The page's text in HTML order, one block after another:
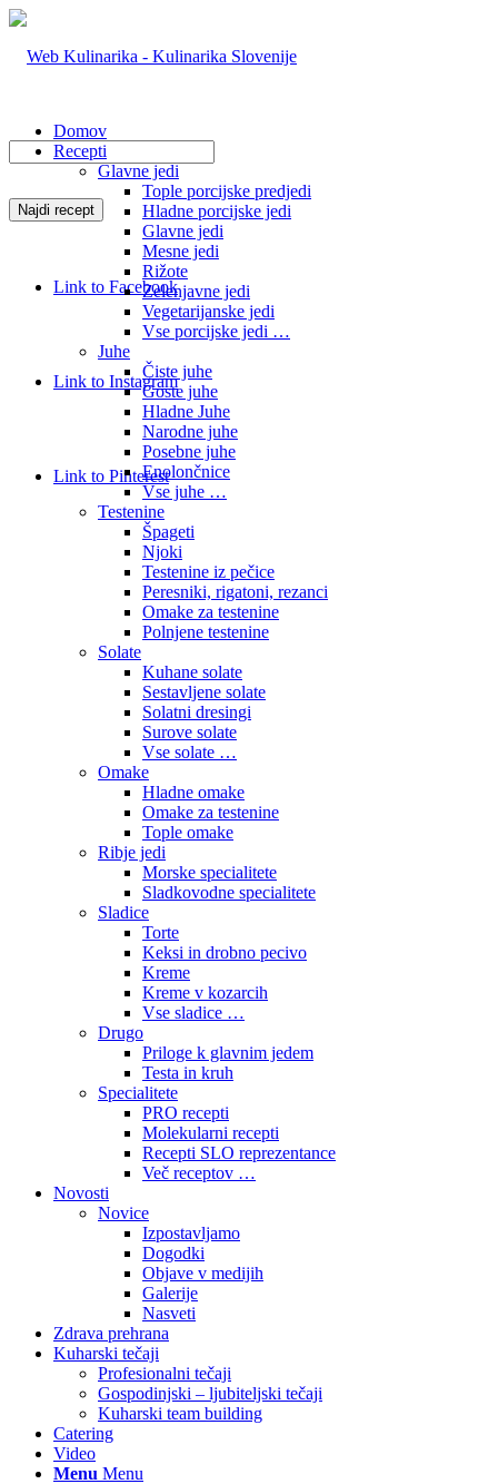
Link to Facebook
Link to Instagram
Link to Pinterest
Domov
Recepti
Glavne jedi
Tople porcijske predjedi
Hladne porcijske jedi
Glavne jedi
Mesne jedi
Rižote
Zelenjavne jedi
Vegetarijanske jedi
Vse porcijske jedi …
Juhe
Čiste juhe
Goste juhe
Hladne Juhe
Narodne juhe
Posebne juhe
Enolončnice
Vse juhe …
Testenine
Špageti
Njoki
Testenine iz pečice
Peresniki, rigatoni, rezanci
Omake za testenine
Polnjene testenine
Solate
Kuhane solate
Sestavljene solate
Solatni dresingi
Surove solate
Vse solate …
Omake
Hladne omake
Omake za testenine
Tople omake
Ribje jedi
Morske specialitete
Sladkovodne specialitete
Sladice
Torte
Keksi in drobno pecivo
Kreme
Kreme v kozarcih
Vse sladice …
Drugo
Priloge k glavnim jedem
Testa in kruh
Specialitete
PRO recepti
Molekularni recepti
Recepti SLO reprezentance
Več receptov …
Novosti
Novice
Izpostavljamo
Dogodki
Objave v medijih
Galerije
Nasveti
Zdrava prehrana
Kuharski tečaji
Profesionalni tečaji
Gospodinjski – ljubiteljski tečaji
Kuharski team building
Catering
Video
Menu Menu